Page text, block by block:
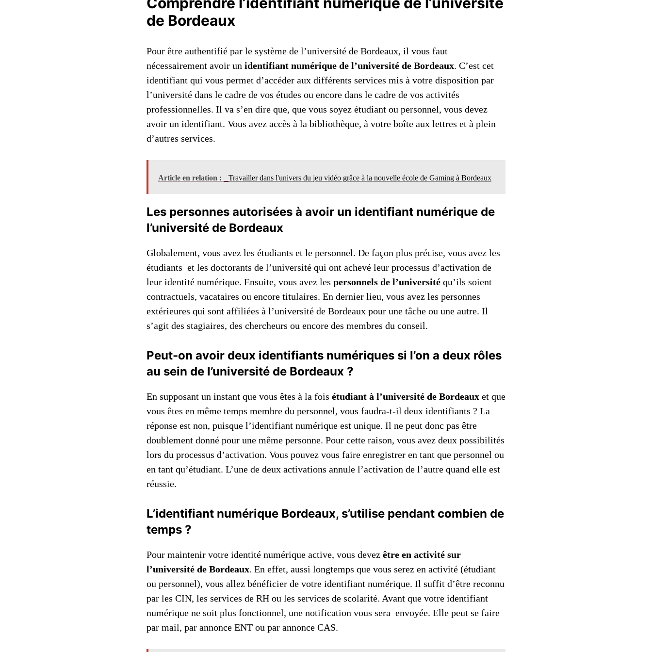
de Bordeaux
Pour être authentifié par le système de l’université de Bordeaux, il vous faut
nécessairement avoir un identifiant numérique de l’université de Bordeaux. C’est cet
identifiant qui vous permet d’accéder aux différents services mis à votre disposition par
l’université dans le cadre de vos études ou encore dans le cadre de vos activités
professionnelles. Il va s’en dire que, que vous soyez étudiant ou personnel, vous devez
avoir un identifiant. Vous avez accès à la bibliothèque, à votre boîte aux lettres et à plein
d’autres services.
Article en relation : Travailler dans l'univers du jeu vidéo grâce à la nouvelle école de Gaming à Bordeaux
Les personnes autorisées à avoir un identifiant numérique de
l’université de Bordeaux
Globalement, vous avez les étudiants et le personnel. De façon plus précise, vous avez les
étudiants et les doctorants de l’université qui ont achevé leur processus d’activation de
leur identité numérique. Ensuite, vous avez les personnels de l’université qu’ils soient
contractuels, vacataires ou encore titulaires. En dernier lieu, vous avez les personnes
extérieures qui sont affiliées à l’université de Bordeaux pour une tâche ou une autre. Il
s’agit des stagiaires, des chercheurs ou encore des membres du conseil.
Peut-on avoir deux identifiants numériques si l’on a deux rôles
au sein de l’université de Bordeaux ?
En supposant un instant que vous êtes à la fois étudiant à l’université de Bordeaux et que
vous êtes en même temps membre du personnel, vous faudra-t-il deux identifiants ? La
réponse est non, puisque l’identifiant numérique est unique. Il ne peut donc pas être
doublement donné pour une même personne. Pour cette raison, vous avez deux possibilités
lors du processus d’activation. Vous pouvez vous faire enregistrer en tant que personnel ou
en tant qu’étudiant. L’une de deux activations annule l’activation de l’autre quand elle est
réussie.
L’identifiant numérique Bordeaux, s’utilise pendant combien de
temps ?
Pour maintenir votre identité numérique active, vous devez être en activité sur
l’université de Bordeaux. En effet, aussi longtemps que vous serez en activité (étudiant
ou personnel), vous allez bénéficier de votre identifiant numérique. Il suffit d’être reconnu
par les CIN, les services de RH ou les services de scolarité. Avant que votre identifiant
numérique ne soit plus fonctionnel, une notification vous sera envoyée. Elle peut se faire
par mail, par annonce ENT ou par annonce CAS.